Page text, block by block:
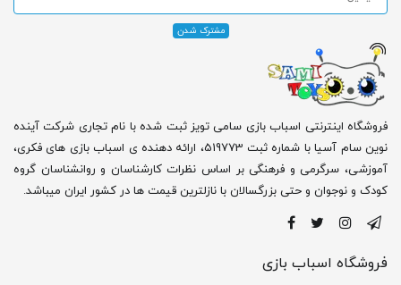
فروشگاه اینترنتی اسباب بازی سامی تویز ثبت شده با نام تجاری شرکت آینده
نوین سام آسیا با شماره ثبت 519773، ارائه دهنده ی اسباب بازی های فکری،
آموزشی، سرگرمی و فرهنگی بر اساس نظرات کارشناسان و روانشناسان گروه
کودک و نوجوان و حتی بزرگسالان با نازلترین قیمت ها در کشور ایران میباشد.
فروشگاه اسباب بازی